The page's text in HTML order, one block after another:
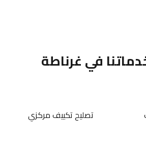
في غرناطة
تصليح تكييف مركزي